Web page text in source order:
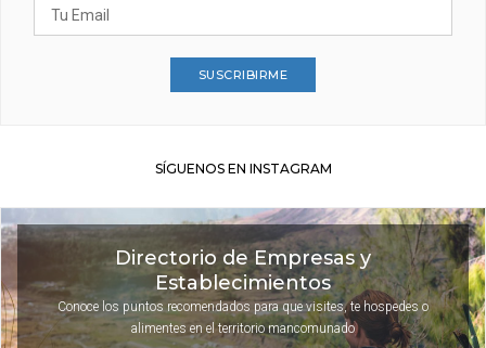
SUSCRIBIRME
SÍGUENOS EN INSTAGRAM
Directorio de Empresas y
Establecimientos
Conoce los puntos recomendados para que visites, te hospedes o
alimentes en el territorio mancomunado